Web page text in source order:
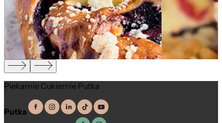
Piekarnie Cukiernie Putka
Putka